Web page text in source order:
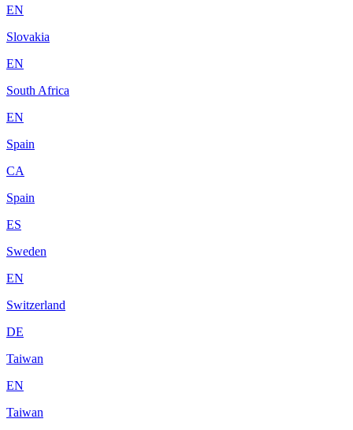
EN
Slovakia
EN
South Africa
EN
Spain
CA
Spain
ES
Sweden
EN
Switzerland
DE
Taiwan
EN
Taiwan